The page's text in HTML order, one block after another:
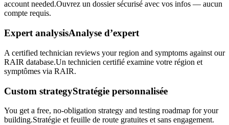
account needed.Ouvrez un dossier sécurisé avec vos infos — aucun
compte requis.
Expert analysisAnalyse d’expert
A certified technician reviews your region and symptoms against our
RAIR database.Un technicien certifié examine votre région et
symptômes via RAIR.
Custom strategyStratégie personnalisée
You get a free, no-obligation strategy and testing roadmap for your
building.Stratégie et feuille de route gratuites et sans engagement.